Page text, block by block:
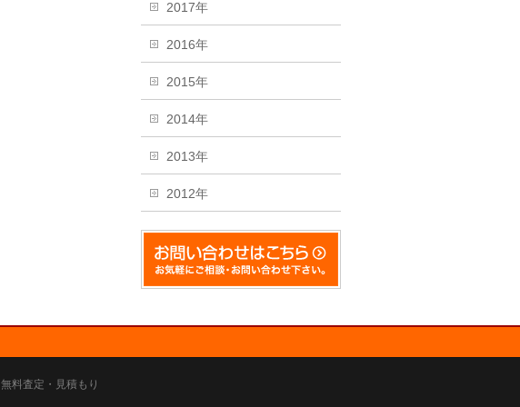
2017年
2016年
2015年
2014年
2013年
2012年
無料査定・見積もり